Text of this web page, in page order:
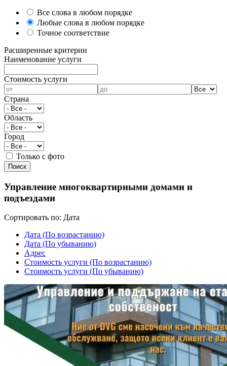
Все слова в любом порядке
Любые слова в любом порядке
Точное соответствие
Расширенные критерии
Наименование услуги
Cтоимость услуги
Страна
Область
Город
Только с фото
Управление многоквартирными домами и
подъездами
Сортировать по: Дата
Дата (По возрастанию)
Дата (По убыванию)
Адрес
Cтоимость услуги (По возрастанию)
Cтоимость услуги (По убыванию)